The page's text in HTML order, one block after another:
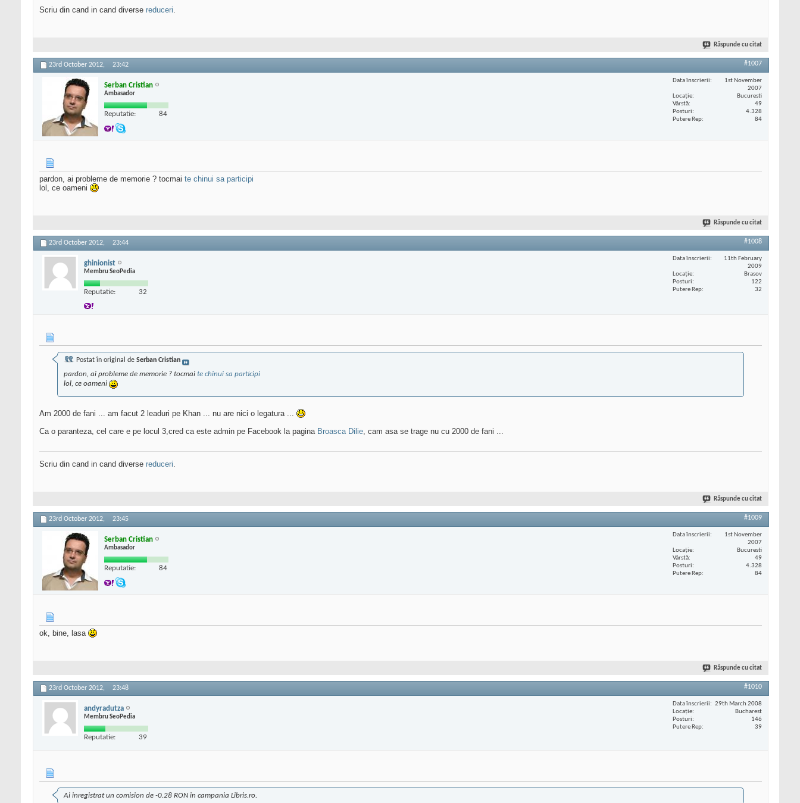
Scriu din cand in cand diverse reduceri.
Răspunde cu citat
23rd October 2012, 23:42 #1007
Serban Cristian
Ambasador
Reputatie: 84
Data înscrierii
1st November
2007
Locaţie
Bucuresti
Vârstă
49
Posturi
4.328
Putere Rep
84
pardon, ai probleme de memorie ? tocmai te chinui sa participi
lol, ce oameni
Răspunde cu citat
23rd October 2012, 23:44 #1008
ghinionist
Membru SeoPedia
Reputatie: 32
Data înscrierii
11th February
2009
Locaţie
Brasov
Posturi
122
Putere Rep
32
Postat în original de Serban Cristian
pardon, ai probleme de memorie ? tocmai te chinui sa participi
lol, ce oameni
Am 2000 de fani ... am facut 2 leaduri pe Khan ... nu are nici o legatura ...
Ca o paranteza, cel care e pe locul 3,cred ca este admin pe Facebook la pagina Broasca Dilie, cam asa se trage nu cu 2000 de fani ...
Scriu din cand in cand diverse reduceri.
Răspunde cu citat
23rd October 2012, 23:45 #1009
Serban Cristian
Ambasador
Reputatie: 84
Data înscrierii
1st November
2007
Locaţie
Bucuresti
Vârstă
49
Posturi
4.328
Putere Rep
84
ok, bine, lasa
Răspunde cu citat
23rd October 2012, 23:48 #1010
andyradutza
Membru SeoPedia
Reputatie: 39
Data înscrierii
29th March 2008
Locaţie
Bucharest
Posturi
146
Putere Rep
39
Ai inregistrat un comision de -0.28 RON in campania Libris.ro.